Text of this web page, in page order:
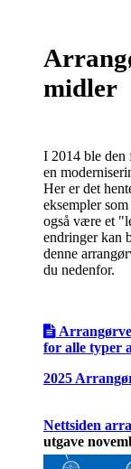
midler
I 2014 ble den
en
Her er det
eksempler
også være et
endringer kan
denne
du nedenfor.
for alle typer
2025
Nettsiden
utgave